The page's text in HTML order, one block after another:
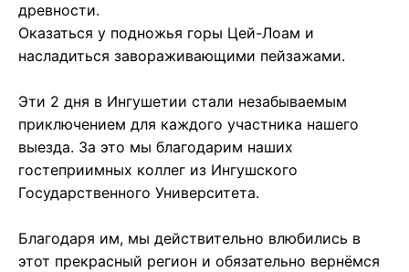
древности.
Оказаться у подножья горы Цей-Лоам и
насладиться завораживающими пейзажами.
Эти 2 дня в Ингушетии стали незабываемым
приключением для каждого участника нашего
выезда. За это мы благодарим наших
гостеприимных коллег из Ингушского
Государственного Университета.
Благодаря им, мы действительно влюбились в
этот прекрасный регион и обязательно вернёмся